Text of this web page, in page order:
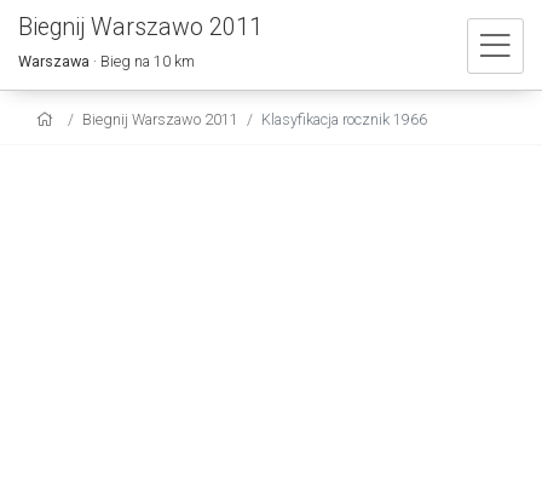
Biegnij Warszawo 2011
Warszawa · Bieg na 10 km
Biegnij Warszawo 2011 Klasyfikacja rocznik 1966